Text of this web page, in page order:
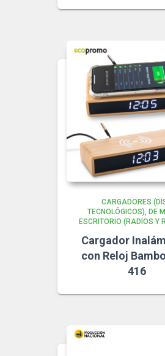
CARGADORES
TECNOLÓGICOS)
DE
ESCRITORIO (RADIOS Y
Cargador
con Reloj
416